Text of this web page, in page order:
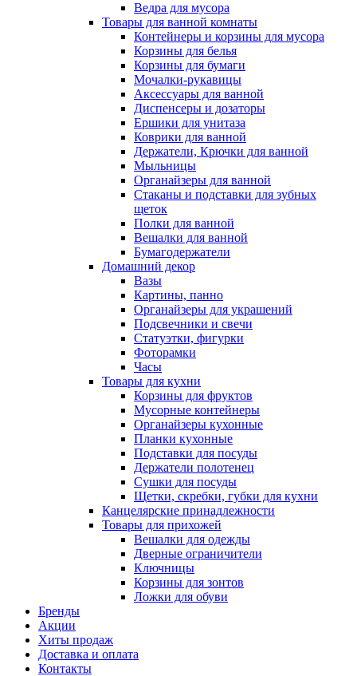
Ведра для мусора
Товары для ванной комнаты
Контейнеры и корзины для мусора
Корзины для белья
Корзины для бумаги
Мочалки-рукавицы
Аксессуары для ванной
Диспенсеры и дозаторы
Ершики для унитаза
Коврики для ванной
Держатели, Крючки для ванной
Мыльницы
Органайзеры для ванной
Стаканы и подставки для зубных
щеток
Полки для ванной
Вешалки для ванной
Бумагодержатели
Домашний декор
Вазы
Картины, панно
Органайзеры для украшений
Подсвечники и свечи
Статуэтки, фигурки
Фоторамки
Часы
Товары для кухни
Корзины для фруктов
Мусорные контейнеры
Органайзеры кухонные
Планки кухонные
Подставки для посуды
Держатели полотенец
Сушки для посуды
Щетки, скребки, губки для кухни
Канцелярские принадлежности
Товары для прихожей
Вешалки для одежды
Дверные ограничители
Ключницы
Корзины для зонтов
Ложки для обуви
Бренды
Акции
Хиты продаж
Доставка и оплата
Контакты